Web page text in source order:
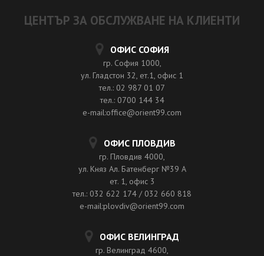
ЦЕНТЪР ЗА ОБСЛУЖВАНЕ НА КЛИЕНТИ
ОФИС СОФИЯ
гр. София 1000,
ул. Гладстон 32, ет.1, офис 1
тел.: 02 987 01 07
тел.: 0700 144 34
e-mail:office@orient99.com
ОФИС ПЛОВДИВ
гр. Пловдив 4000,
ул. Княз Ал. Батенберг №39 A
ет. 1, офис 3
тел.: 032 622 174 / 032 660 818
e-mail:plovdiv@orient99.com
ОФИС ВЕЛИНГРАД
гр. Велинград 4600,